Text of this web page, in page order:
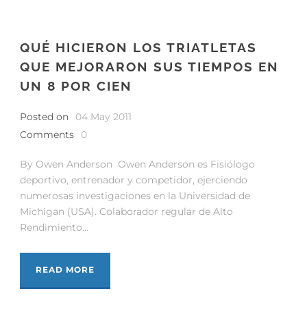
QUÉ HICIERON LOS TRIATLETAS
QUE MEJORARON SUS TIEMPOS EN
UN 8 POR CIEN
Posted on
04 May 2011
Comments
0
By Owen Anderson Owen Anderson es Fisiólogo
deportivo, entrenador y competidor, ejerciendo
numerosas investigaciones en la Universidad de
Michigan (USA). Colaborador regular de Alto
Rendimiento...
READ MORE